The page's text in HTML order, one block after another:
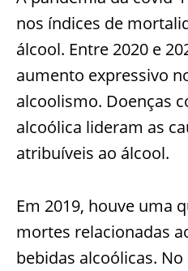
nos índices de
álcool. Entre 2020 e
aumento expressivo
alcoolismo. Doenças
alcoólica lideram as
atribuíveis ao álcool.
Em 2019, houve uma
mortes relacionadas
bebidas alcoólicas.